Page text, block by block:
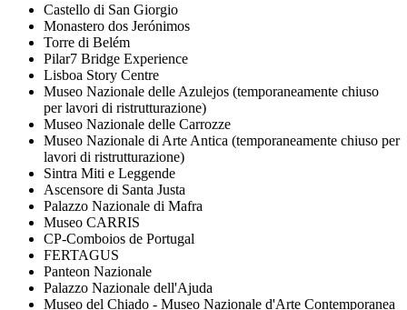
Castello di San Giorgio
Monastero dos Jerónimos
Torre di Belém
Pilar7 Bridge Experience
Lisboa Story Centre
Museo Nazionale delle Azulejos (temporaneamente chiuso
per lavori di ristrutturazione)
Museo Nazionale delle Carrozze
Museo Nazionale di Arte Antica (temporaneamente chiuso per
lavori di ristrutturazione)
Sintra Miti e Leggende
Ascensore di Santa Justa
Palazzo Nazionale di Mafra
Museo CARRIS
CP-Comboios de Portugal
FERTAGUS
Panteon Nazionale
Palazzo Nazionale dell'Ajuda
Museo del Chiado - Museo Nazionale d'Arte Contemporanea